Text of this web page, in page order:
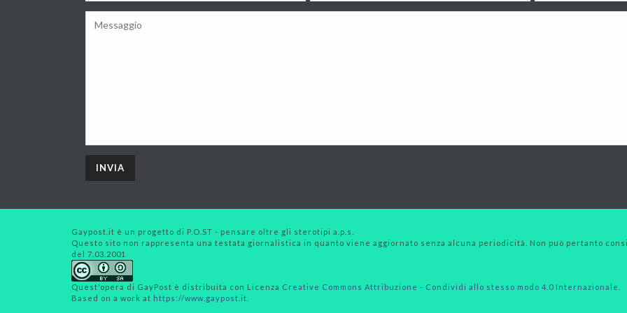
Gaypost.it è un progetto di P.O.ST - pensare oltre gli sterotipi a.p.s.
Questo sito non rappresenta una testata giornalistica in quanto viene aggiornato senza alcuna periodicità. Non può pertanto
del 7.03.2001
Quest'opera di GayPost è distribuita con Licenza Creative Commons Attribuzione - Condividi allo stesso modo 4.0 Internazionale
Based on a work at https://www.gaypost.it